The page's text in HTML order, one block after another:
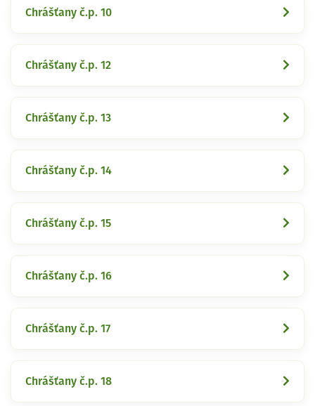
Chrášťany č.p. 10
Chrášťany č.p. 12
Chrášťany č.p. 13
Chrášťany č.p. 14
Chrášťany č.p. 15
Chrášťany č.p. 16
Chrášťany č.p. 17
Chrášťany č.p. 18